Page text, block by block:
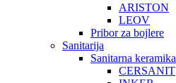
ARISTON
LEOV
Pribor za bojlere
Sanitarija
Sanitarna keramika
CERSANIT